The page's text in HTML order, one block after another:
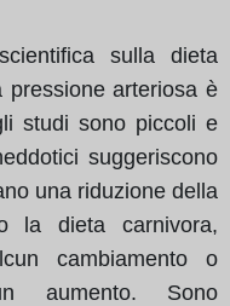
sulla dieta
arteriosa è
studi sono piccoli e
suggeriscono
una riduzione della
la dieta carnivora,
cambiamento o
aumento. Sono